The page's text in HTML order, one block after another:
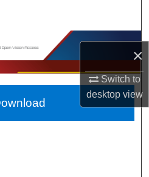
×
Switch to
desktopview
Collections